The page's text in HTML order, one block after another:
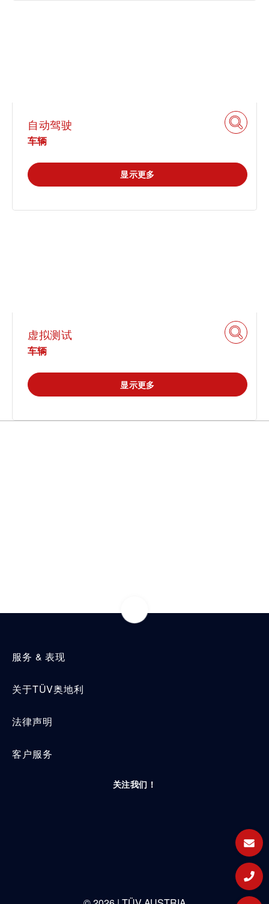
自动驾驶
车辆
显示更多
虚拟测试
车辆
显示更多
服务 & 表现
关于TÜV奥地利
法律声明
客户服务
关注我们！